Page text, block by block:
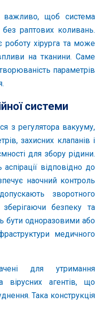
важливо, щоб система
без раптових коливань.
роботу хірурга та може
на тканини. Саме
параметрів
системи
з регулятора вакууму,
захисних клапанів і
для збору рідини.
аспірації відповідно до
наочний контроль
зворотного
безпеку та
бути одноразовими або
медичного
для утримання
вірусних агентів, що
Така конструкція